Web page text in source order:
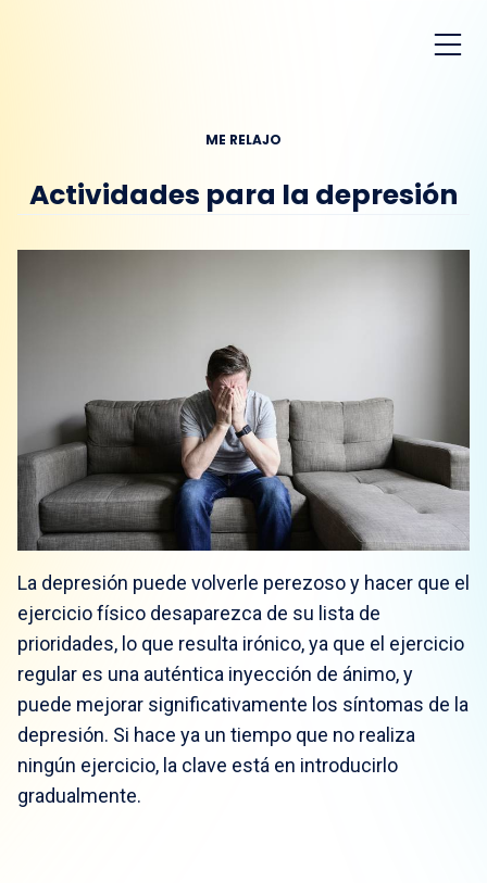
ME RELAJO
Actividades para la depresión
La depresión puede volverle perezoso y hacer que el
ejercicio físico desaparezca de su lista de
prioridades, lo que resulta irónico, ya que el ejercicio
regular es una auténtica inyección de ánimo, y
puede mejorar significativamente los síntomas de la
depresión. Si hace ya un tiempo que no realiza
ningún ejercicio, la clave está en introducirlo
gradualmente.